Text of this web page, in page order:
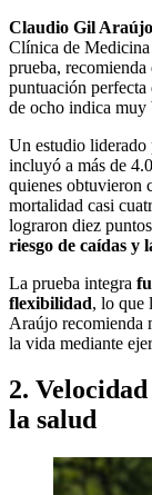
Claudio Gil Araújo
Clínica de
prueba,
puntuación perfecta
de ocho indica muy
Un estudio
incluyó a más de
quienes obtuvieron
mortalidad casi
lograron diez
riesgo de caídas y
La prueba integra
flexibilidad, lo que
Araújo recomienda
la vida mediante
2.
la salud